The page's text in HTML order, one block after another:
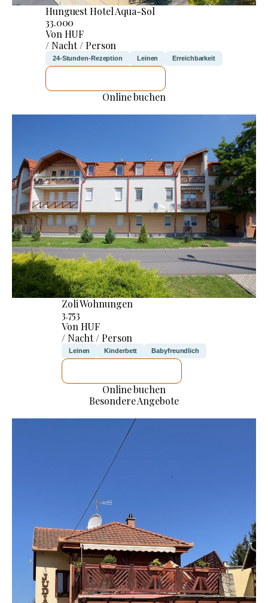
Hunguest Hotel Aqua-Sol
33.000
Von HUF
/ Nacht / Person
24-Stunden-Rezeption Leinen Erreichbarkeit
Online buchen
Zoli Wohnungen
3.753
Von HUF
/ Nacht / Person
Leinen Kinderbett Babyfreundlich
Online buchen
Besondere Angebote